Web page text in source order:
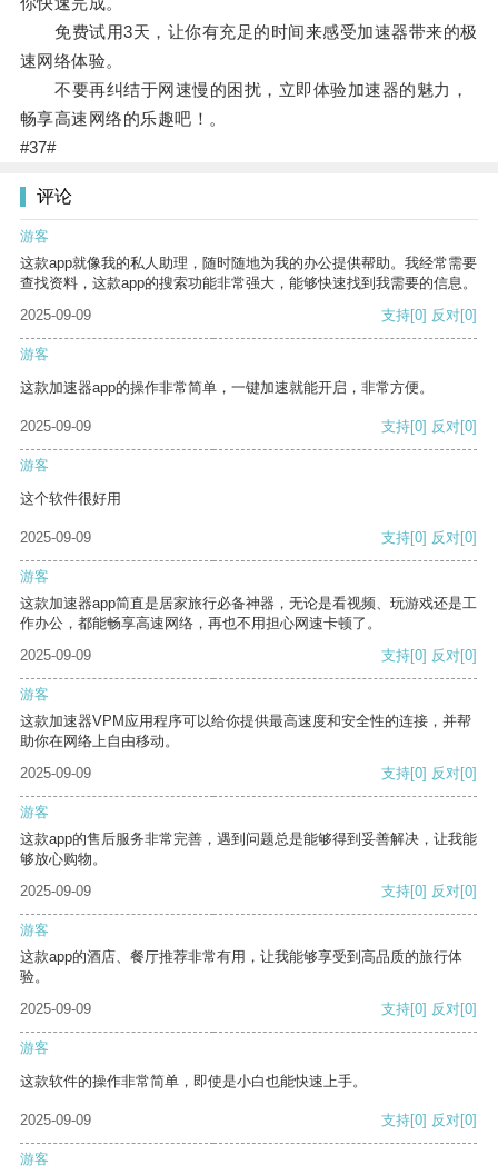
免费试用3天，让你有充足的时间来感受加速器带来的极
速网络体验。
不要再纠结于网速慢的困扰，立即体验加速器的魅力，
畅享高速网络的乐趣吧！。
#37#
评论
游客
这款app就像我的私人助理，随时随地为我的办公提供帮助。我经常需要
查找资料，这款app的搜索功能非常强大，能够快速找到我需要的信息。
2025-09-09
支持[0] 反对[0]
游客
这款加速器app的操作非常简单，一键加速就能开启，非常方便。
2025-09-09 支持[0] 反对[0]
游客
这个软件很好用
2025-09-09 支持[0] 反对[0]
游客
这款加速器app简直是居家旅行必备神器，无论是看视频、玩游戏还是工
作办公，都能畅享高速网络，再也不用担心网速卡顿了。
2025-09-09
支持[0] 反对[0]
游客
这款加速器VPM应用程序可以给你提供最高速度和安全性的连接，并帮
助你在网络上自由移动。
2025-09-09
支持[0] 反对[0]
游客
这款app的售后服务非常完善，遇到问题总是能够得到妥善解决，让我能
够放心购物。
2025-09-09
支持[0] 反对[0]
游客
这款app的酒店、餐厅推荐非常有用，让我能够享受到高品质的旅行体
验。
2025-09-09
支持[0] 反对[0]
游客
这款软件的操作非常简单，即使是小白也能快速上手。
2025-09-09 支持[0] 反对[0]
游客